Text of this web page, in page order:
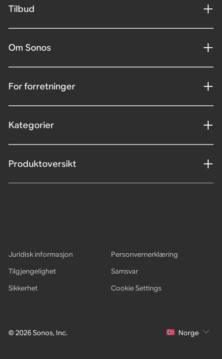
Tilbud
Om Sonos
For forretninger
Kategorier
Produktoversikt
© 2026 Sonos, Inc.
Juridisk informasjon
Personvernerklæring
Tilgjengelighet
Samsvar
Sikkerhet
Cookie Settings
Norge